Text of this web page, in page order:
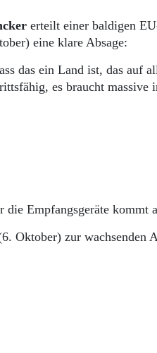
erteilt einer baldigen
eine klare Absage:
das ein Land ist, das auf
es braucht massive
Empfangsgeräte kommt
Oktober) zur wachsenden